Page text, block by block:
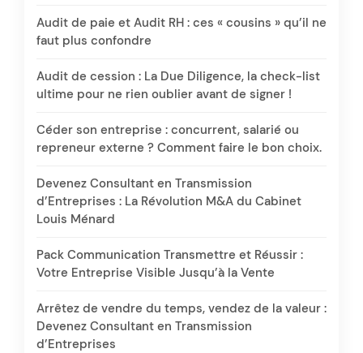
Audit de paie et Audit RH : ces « cousins » qu’il ne
faut plus confondre
Audit de cession : La Due Diligence, la check-list
ultime pour ne rien oublier avant de signer !
Céder son entreprise : concurrent, salarié ou
repreneur externe ? Comment faire le bon choix.
Devenez Consultant en Transmission
d’Entreprises : La Révolution M&A du Cabinet
Louis Ménard
Pack Communication Transmettre et Réussir :
Votre Entreprise Visible Jusqu’à la Vente
Arrêtez de vendre du temps, vendez de la valeur :
Devenez Consultant en Transmission
d’Entreprises